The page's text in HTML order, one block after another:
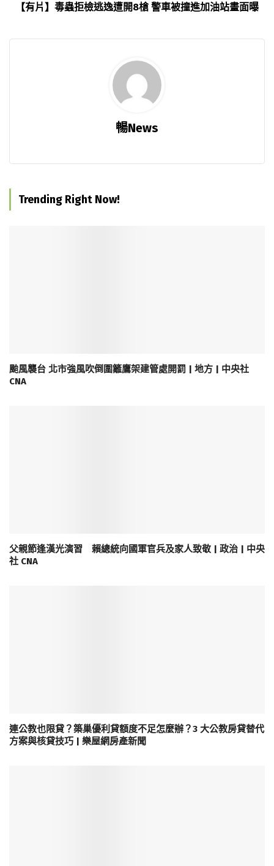
【有片】毒蟲拒檢逃逸遭開8槍 警車被撞進加油站畫面曝
暢News
Trending Right Now!
颱風襲台 北市強風吹倒圍籬鷹架建管處開罰 | 地方 | 中央社
CNA
父親節逢漢光演習 賴總統向國軍官兵及家人致敬 | 政治 | 中央
社 CNA
連公教也限貸？築巢優利貸額度不足怎麼辦？3 大公教房貸替代
方案與核貸技巧 | 樂屋網房產新聞